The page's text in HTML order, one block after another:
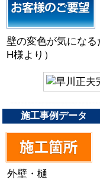
壁の変色が気にな
H様より）
施工事例データ
外壁・樋